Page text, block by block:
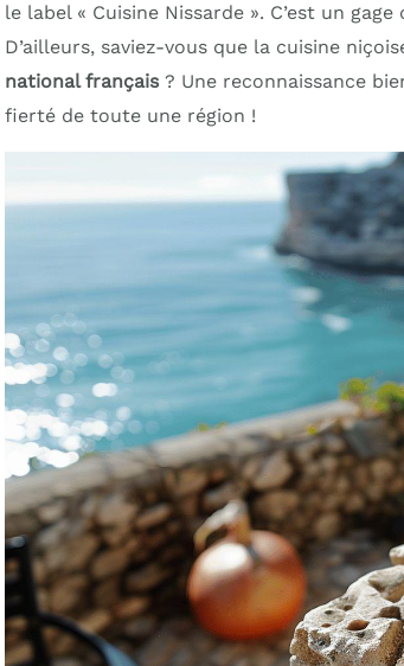
le label « Cuisine Nissarde ». C’est un
D’ailleurs, saviez-vous que la cuisine
national français? Une reconnaissance
fierté de toute une région !